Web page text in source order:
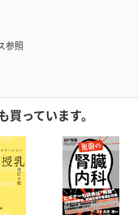
参照
っています。